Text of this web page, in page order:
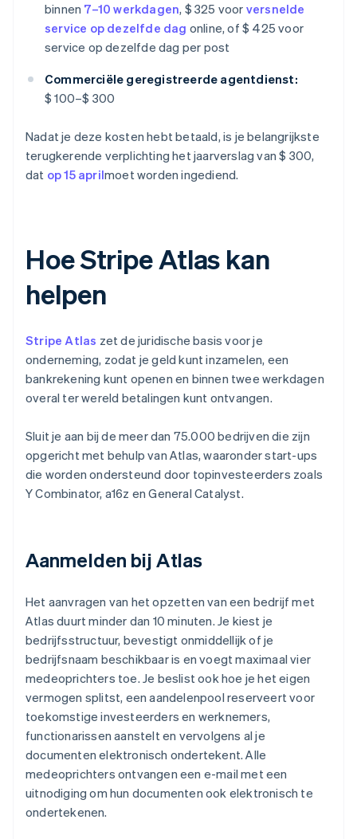
binnen 7–10 werkdagen, $ 325 voor versnelde
service op dezelfde dag online, of $ 425 voor
service op dezelfde dag per post
Commerciële geregistreerde agentdienst:
$ 100–$ 300
Nadat je deze kosten hebt betaald, is je belangrijkste
terugkerende verplichting het jaarverslag van $ 300,
dat op 15 aprilmoet worden ingediend.
Hoe Stripe Atlas kan
helpen
Stripe Atlas zet de juridische basis voor je
onderneming, zodat je geld kunt inzamelen, een
bankrekening kunt openen en binnen twee werkdagen
overal ter wereld betalingen kunt ontvangen.
Sluit je aan bij de meer dan 75.000 bedrijven die zijn
opgericht met behulp van Atlas, waaronder start-ups
die worden ondersteund door topinvesteerders zoals
Y Combinator, a16z en General Catalyst.
Aanmelden bij Atlas
Het aanvragen van het opzetten van een bedrijf met
Atlas duurt minder dan 10 minuten. Je kiest je
bedrijfsstructuur, bevestigt onmiddellijk of je
bedrijfsnaam beschikbaar is en voegt maximaal vier
medeoprichters toe. Je beslist ook hoe je het eigen
vermogen splitst, een aandelenpool reserveert voor
toekomstige investeerders en werknemers,
functionarissen aanstelt en vervolgens al je
documenten elektronisch ondertekent. Alle
medeoprichters ontvangen een e-mail met een
uitnodiging om hun documenten ook elektronisch te
ondertekenen.